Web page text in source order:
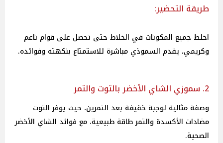
طريقة التحضير:
اخلط جميع المكونات في الخلاط حتى تحصل على قوام ناعم
وكريمي، يقدم السموذي مباشرة للاستمتاع بنكهته وفوائده.
2. سموزي الشاي الأخضر بالتوت والتمر
وصفة مثالية لوجبة خفيفة بعد التمرين، حيث يوفر التوت
مضادات الأكسدة والتمر طاقة طبيعية، مع فوائد الشاي الأخضر
الصحية.